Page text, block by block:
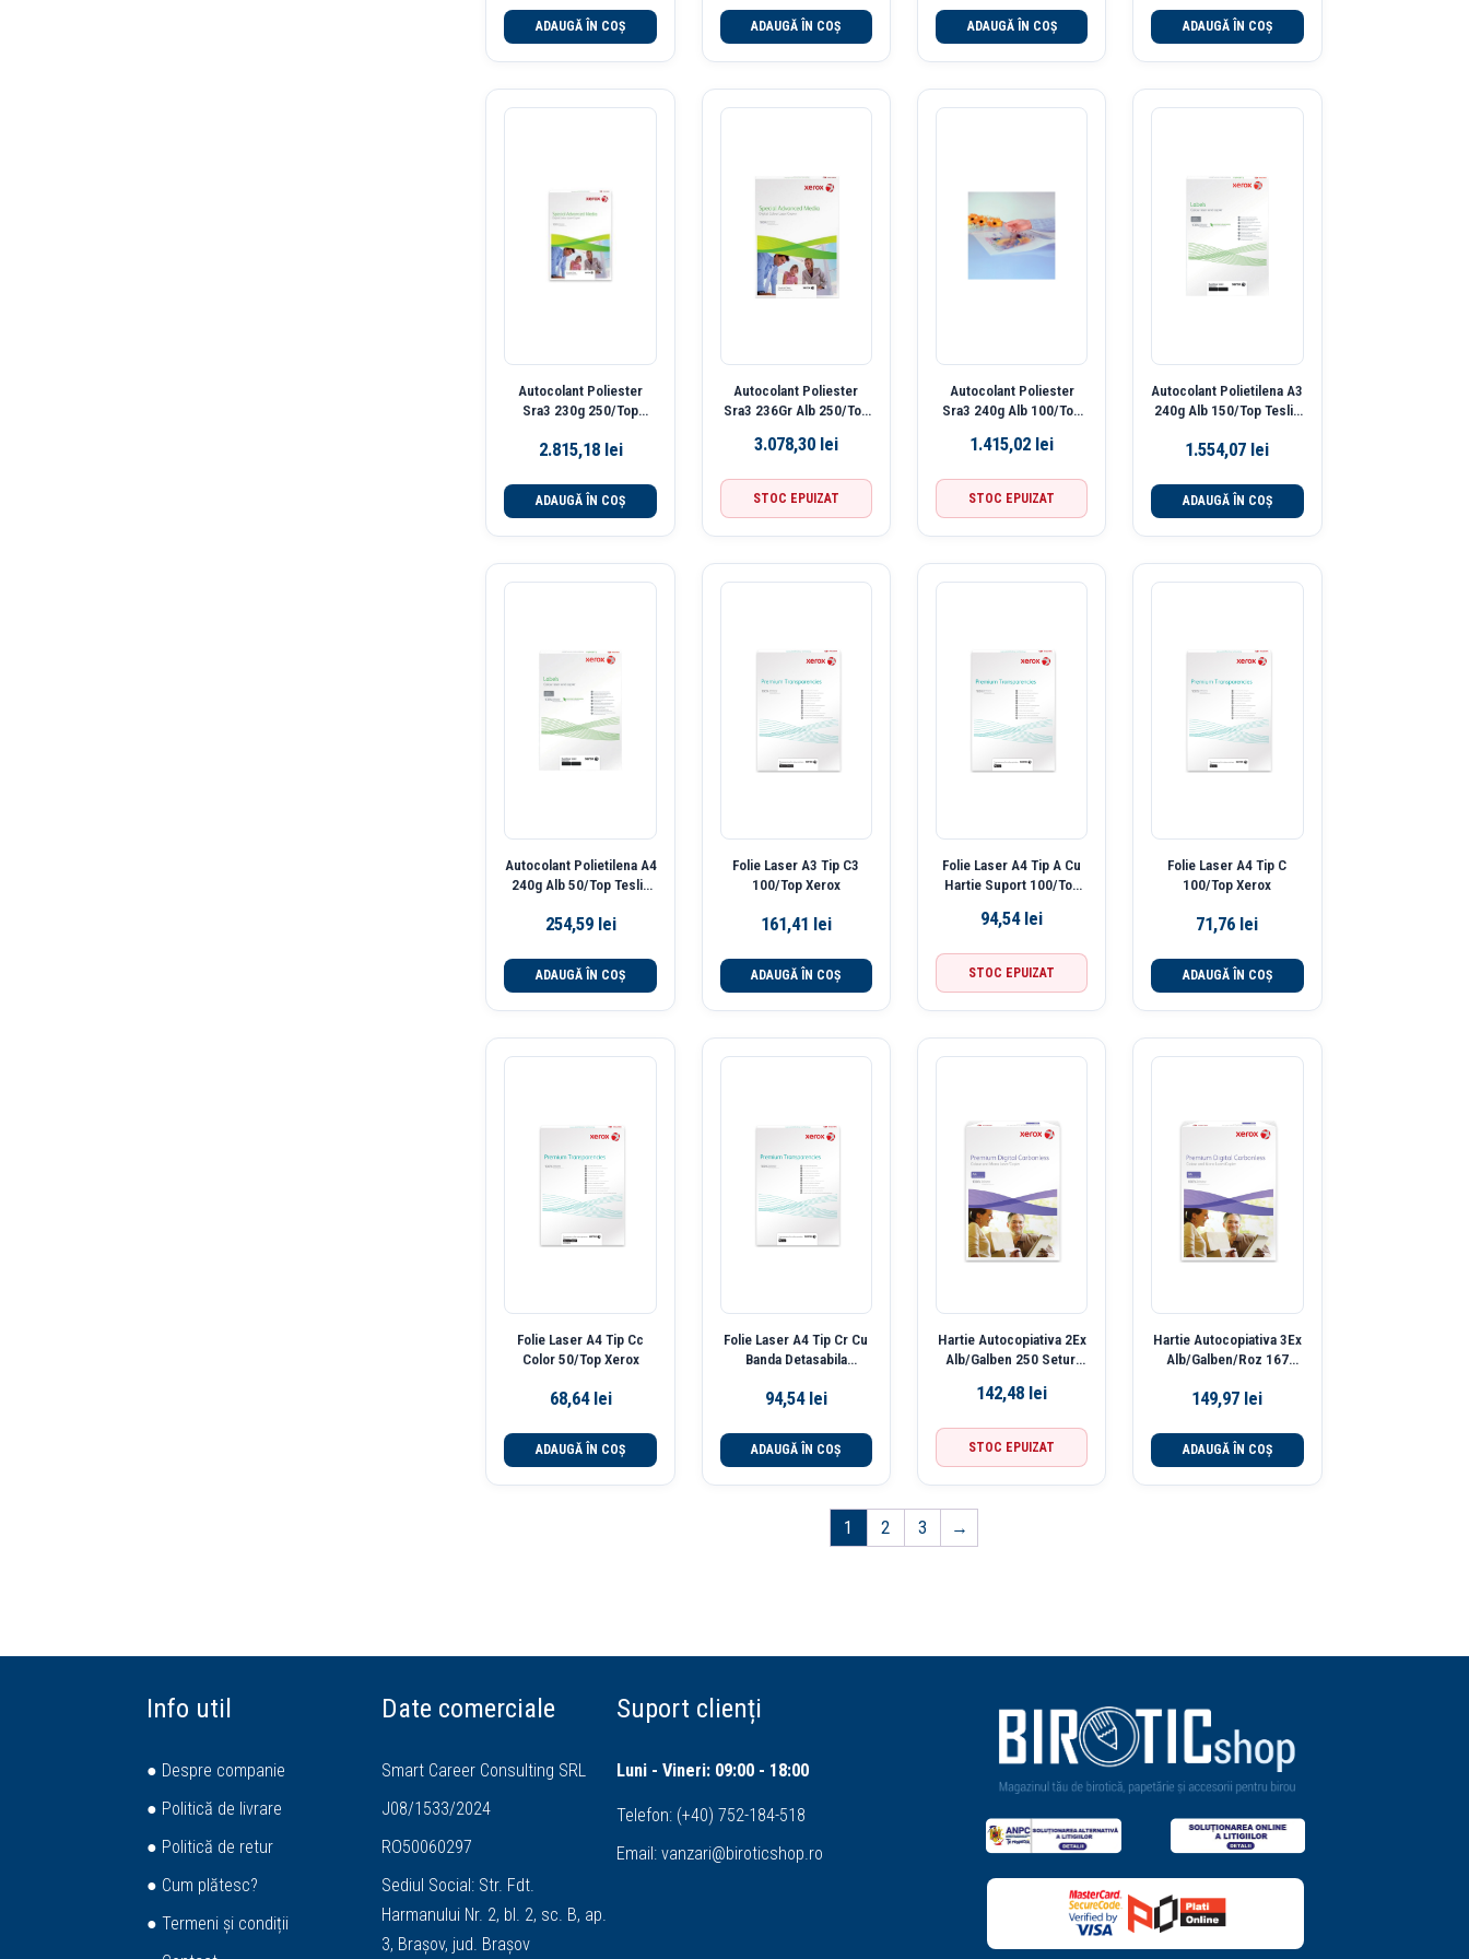
ADAUGĂ ÎN COȘ ADAUGĂ ÎN COȘ ADAUGĂ ÎN COȘ ADAUGĂ ÎN COȘ
Autocolant Poliester
Sra3 230g 250/Top
Xerox
2.815,18 lei
ADAUGĂ ÎN COȘ
Autocolant Poliester
Sra3 236Gr Alb 250/Top
3.078,30 lei
STOC EPUIZAT
Autocolant Poliester
Sra3 240g Alb 100/Top
1.415,02 lei
STOC EPUIZAT
Autocolant Polietilena A3
240g Alb 150/Top Teslin
1.554,07 lei
ADAUGĂ ÎN COȘ
Autocolant Polietilena A4
240g Alb 50/Top Teslin
254,59 lei
ADAUGĂ ÎN COȘ
Folie Laser A3 Tip C3
100/Top Xerox
161,41 lei
ADAUGĂ ÎN COȘ
Folie Laser A4 Tip A Cu
Hartie Suport 100/Top
94,54 lei
STOC EPUIZAT
Folie Laser A4 Tip C
100/Top Xerox
71,76 lei
ADAUGĂ ÎN COȘ
Folie Laser A4 Tip Cc
Color 50/Top Xerox
68,64 lei
ADAUGĂ ÎN COȘ
Folie Laser A4 Tip Cr Cu
Banda Detasabila
94,54 lei
ADAUGĂ ÎN COȘ
Hartie Autocopiativa 2Ex
Alb/Galben 250 Seturi
142,48 lei
STOC EPUIZAT
Hartie Autocopiativa 3Ex
Alb/Galben/Roz 167
149,97 lei
ADAUGĂ ÎN COȘ
1 2 3 →
Info util
● Despre companie
● Politică de livrare
● Politică de retur
● Cum plătesc?
● Termeni și condiții
Date comerciale
Smart Career Consulting SRL
J08/1533/2024
RO50060297
Sediul Social: Str. Fdt.
Harmanului Nr. 2, bl. 2, sc. B, ap.
3, Brașov, jud. Brașov
Suport clienți
Luni - Vineri: 09:00 - 18:00
Telefon: (+40) 752-184-518
Email:vanzari@biroticshop.ro